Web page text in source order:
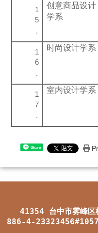
创意商品设计
学系
时尚设计学系
室内设计学系
Share
41354 台中市雾峰
886-4-